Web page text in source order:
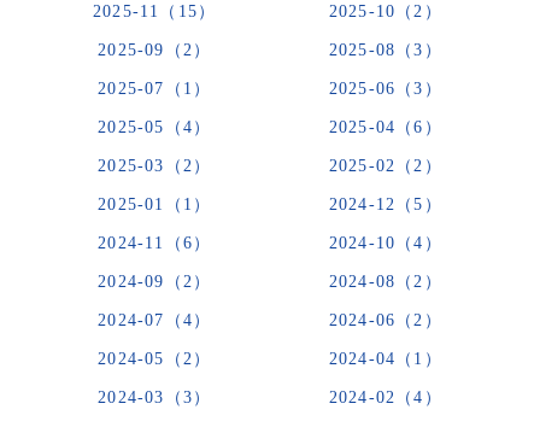
2025-11（15） 2025-10（2）
2025-09（2） 2025-08（3）
2025-07（1） 2025-06（3）
2025-05（4） 2025-04（6）
2025-03（2） 2025-02（2）
2025-01（1） 2024-12（5）
2024-11（6） 2024-10（4）
2024-09（2） 2024-08（2）
2024-07（4） 2024-06（2）
2024-05（2） 2024-04（1）
2024-03（3） 2024-02（4）